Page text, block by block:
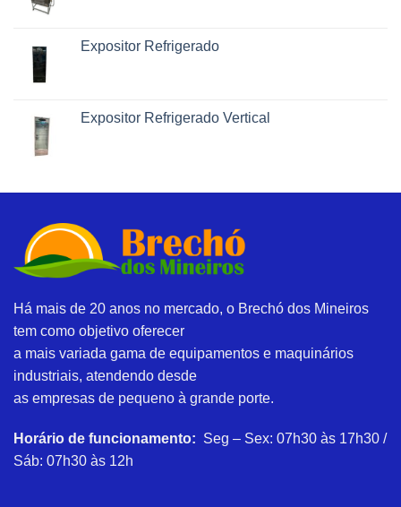
Expositor Refrigerado
Expositor Refrigerado Vertical
Há mais de 20 anos no mercado, o Brechó dos Mineiros
tem como objetivo oferecer
a mais variada gama de equipamentos e maquinários
industriais, atendendo desde
as empresas de pequeno à grande porte.
Horário de funcionamento: Seg – Sex: 07h30 às 17h30 /
Sáb: 07h30 às 12h